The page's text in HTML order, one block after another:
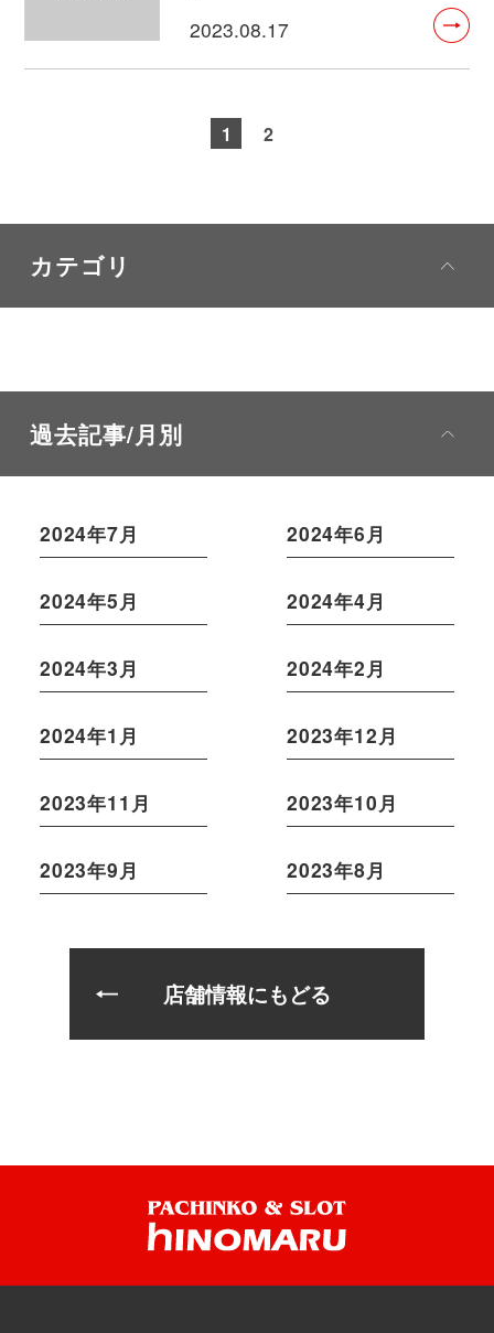
2023.08.17
1 2
カテゴリ
過去記事/月別
2024年7月 2024年6月
2024年5月 2024年4月
2024年3月 2024年2月
2024年1月 2023年12月
2023年11月 2023年10月
2023年9月 2023年8月
店舗情報にもどる